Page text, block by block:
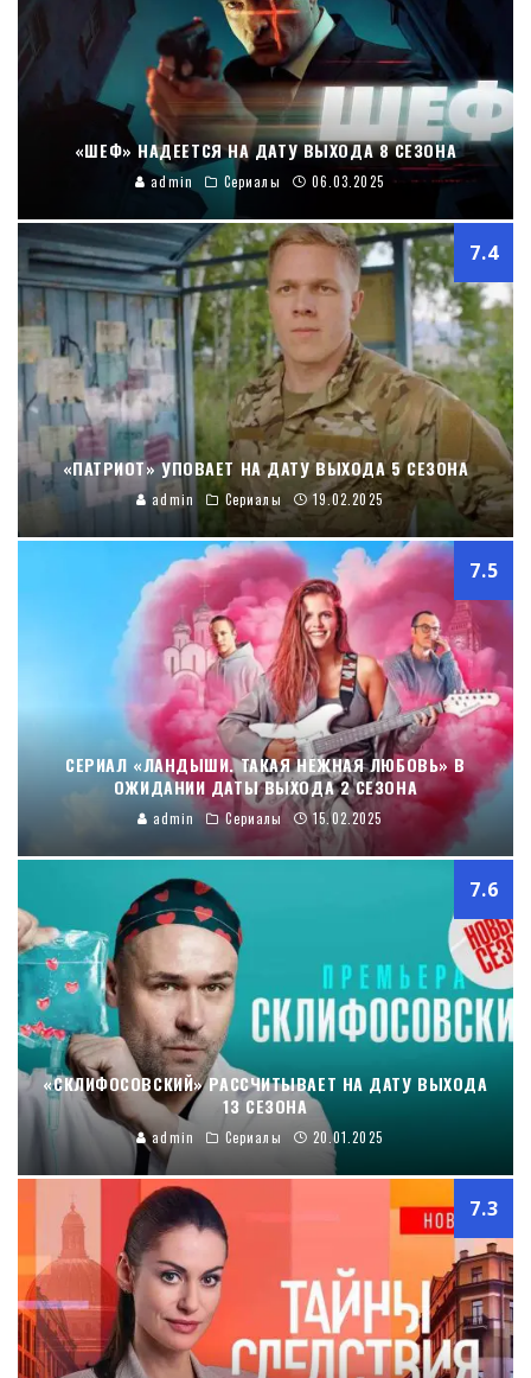
«ШЕФ» НАДЕЕТСЯ НА ДАТУ ВЫХОДА 8 СЕЗОНА
admin Сериалы 06.03.2025
7.4
«ПАТРИОТ» УПОВАЕТ НА ДАТУ ВЫХОДА 5 СЕЗОНА
admin Сериалы 19.02.2025
7.5
СЕРИАЛ «ЛАНДЫШИ. ТАКАЯ НЕЖНАЯ ЛЮБОВЬ» В
ОЖИДАНИИ ДАТЫ ВЫХОДА 2 СЕЗОНА
admin Сериалы 15.02.2025
7.6
«СКЛИФОСОВСКИЙ» РАССЧИТЫВАЕТ НА ДАТУ ВЫХОДА
13 СЕЗОНА
admin Сериалы 20.01.2025
7.3